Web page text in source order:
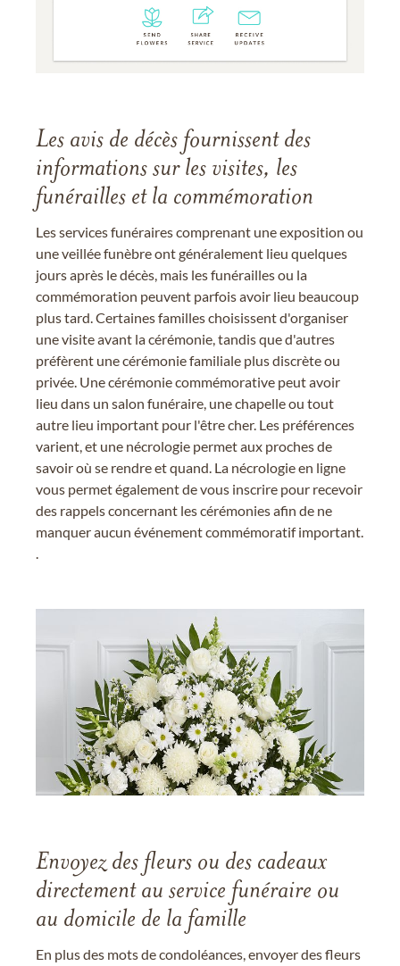
Les avis de décès fournissent des
informations sur les visites, les
funérailles et la commémoration
Les services funéraires comprenant une exposition ou
une veillée funèbre ont généralement lieu quelques
jours après le décès, mais les funérailles ou la
commémoration peuvent parfois avoir lieu beaucoup
plus tard. Certaines familles choisissent d'organiser
une visite avant la cérémonie, tandis que d'autres
préfèrent une cérémonie familiale plus discrète ou
privée. Une cérémonie commémorative peut avoir
lieu dans un salon funéraire, une chapelle ou tout
autre lieu important pour l'être cher. Les préférences
varient, et une nécrologie permet aux proches de
savoir où se rendre et quand. La nécrologie en ligne
vous permet également de vous inscrire pour recevoir
des rappels concernant les cérémonies afin de ne
manquer aucun événement commémoratif important.
Envoyez des fleurs ou des cadeaux
directement au service funéraire ou
au domicile de la famille
En plus des mots de condoléances, envoyer des fleurs